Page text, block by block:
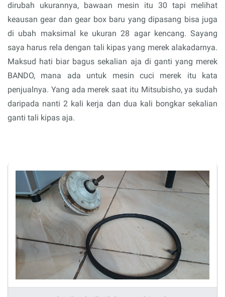
dirubah ukurannya, bawaan mesin itu 30 tapi melihat
keausan gear dan gear box baru yang dipasang bisa juga
di ubah maksimal ke ukuran 28 agar kencang. Sayang
saya harus rela dengan tali kipas yang merek alakadarnya.
Maksud hati biar bagus sekalian aja di ganti yang merek
BANDO, mana ada untuk mesin cuci merek itu kata
penjualnya. Yang ada merek saat itu Mitsubisho, ya sudah
daripada nanti 2 kali kerja dan dua kali bongkar sekalian
ganti tali kipas aja.